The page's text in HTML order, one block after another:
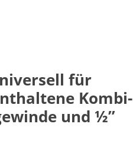
für
Kombi-
und ½”